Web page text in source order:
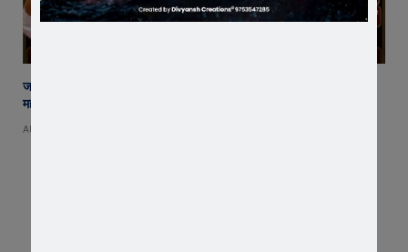
जावरा में बनेगा आस्था का नया केंद्र! आनंदी हनुमान मुक्तिधाम में स्थापित होगी भव्य
महादेव प्रतिमा
AUGUST 8, 2026